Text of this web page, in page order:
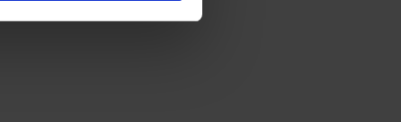
che hai fornito loro o